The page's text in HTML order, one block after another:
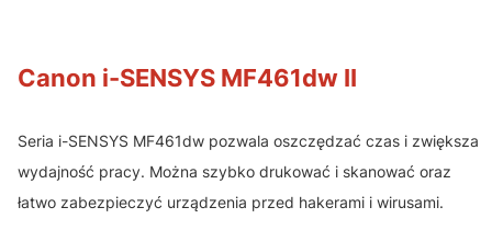
Canon i-SENSYS MF461dw II
Seria i-SENSYS MF461dw pozwala oszczędzać czas i zwiększa
wydajność pracy. Można szybko drukować i skanować oraz
łatwo zabezpieczyć urządzenia przed hakerami i wirusami.